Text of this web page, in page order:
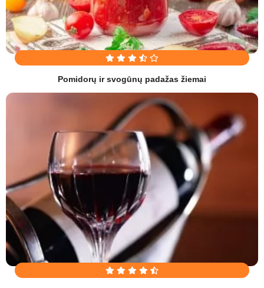
Pomidorų ir svogūnų padažas žiemai